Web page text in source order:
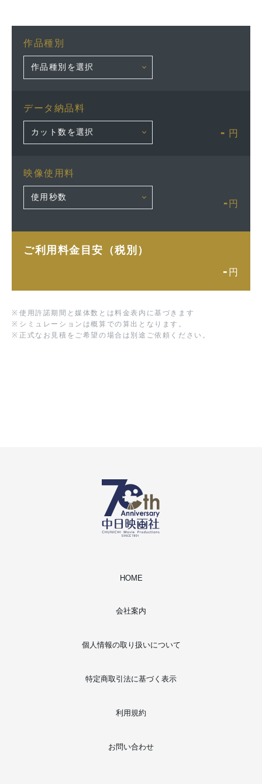
作品種別
データ納品料
- 円
映像使用料
- 円
ご利用料金目安（税別）
- 円
※ 使用許諾期間と媒体数とは料金表内に基づきます
※ シミュレーションは概算での算出となります。
※ 正式なお見積をご希望の場合は別途ご依頼ください。
HOME
会社案内
個人情報の取り扱いについて
特定商取引法に基づく表示
利用規約
お問い合わせ